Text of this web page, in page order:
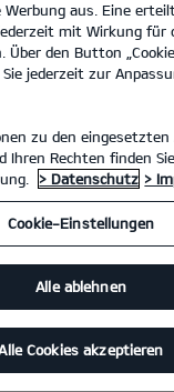
aus. Eine
mit Wirkung für
Über den Button
Sie jederzeit zur
zu den eingesetzten
Ihren Rechten finden
> Datenschutz >
Cookie-Einstellungen
Alle ablehnen
Cookies akzeptieren